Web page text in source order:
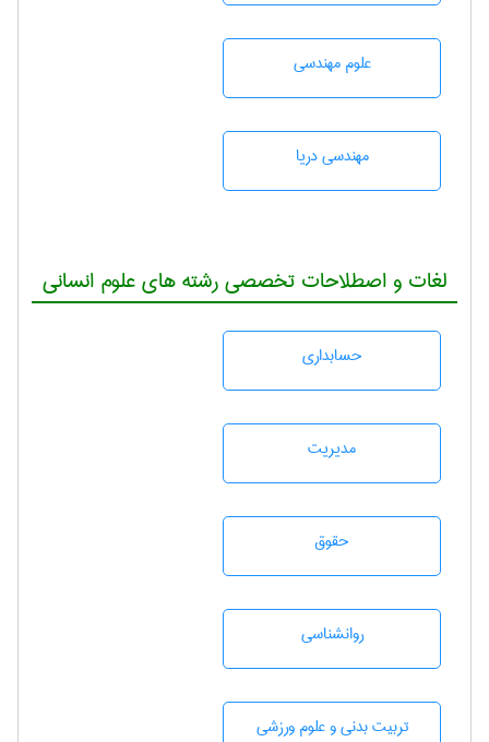
علوم مهندسی
مهندسی دریا
لغات و اصطلاحات تخصصی رشته های علوم انسانی
حسابداری
مديريت
حقوق
روانشناسی
تربيت بدنی و علوم ورزشی